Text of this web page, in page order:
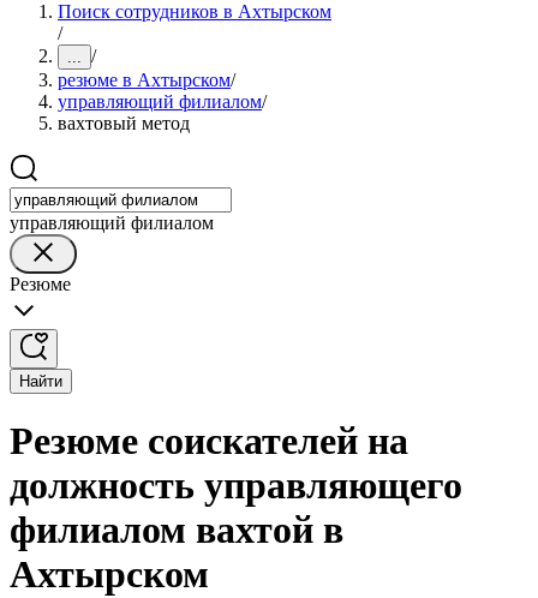
Поиск сотрудников в Ахтырском
/
... /
резюме в Ахтырском/
управляющий филиалом/
вахтовый метод
управляющий филиалом
Резюме
Найти
Резюме соискателей на
должность управляющего
филиалом вахтой в
Ахтырском